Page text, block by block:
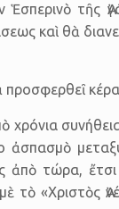
τῆς
καὶ θὰ
προσφερθεῖ
ἀσπασμὸ
ἀπὸ τώρα,
τὸ «Χριστὸς